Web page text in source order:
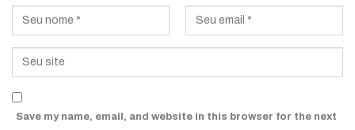
Save my name, email, and website in this browser for the next